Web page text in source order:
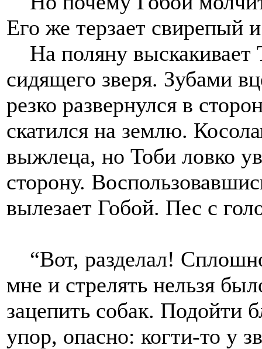
Его же терзает свирепый
На поляну выскакивает
сидящего зверя. Зубами
резко развернулся в
скатился на землю.
выжлеца, но Тоби ловко
сторону.
вылезает Гобой. Пес с
“Вот, разделал!
мне и стрелять нельзя
зацепить собак. Подойти
упор, опасно: когти-то у